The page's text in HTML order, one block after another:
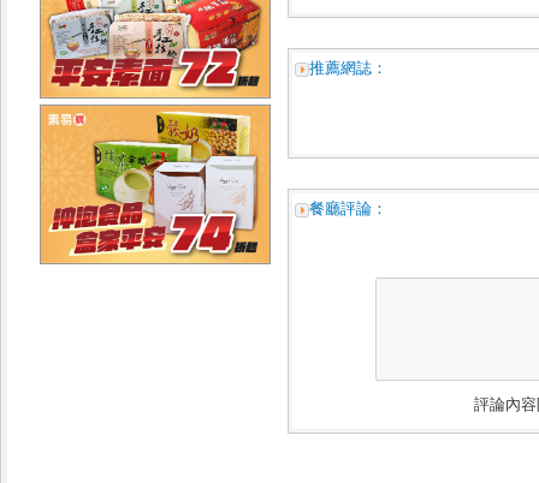
推薦網誌：
餐廳評論：
評論內